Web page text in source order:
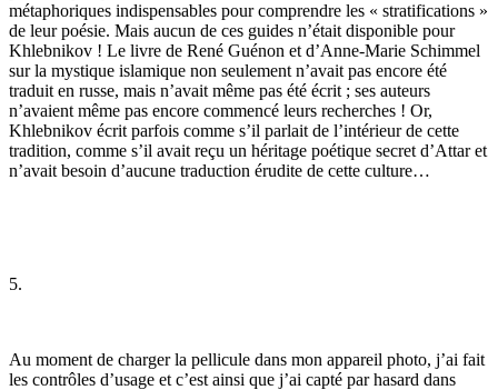
métaphoriques indispensables pour comprendre les « stratifications »
de leur poésie. Mais aucun de ces guides n’était dis­ponible pour
Khlebnikov ! Le livre de René Guénon et d’Anne-Marie Schimmel
sur la mystique islamique non seulement n’avait pas encore été
traduit en russe, mais n’avait même pas été écrit ; ses auteurs
n’avaient même pas encore commencé leurs recherches ! Or,
Khlebnikov écrit parfois comme s’il parlait de l’intérieur de cette
tradition, comme s’il avait reçu un héritage poétique secret d’Attar et
n’avait besoin d’aucune traduction érudite de cette culture…
5.
Au moment de charger la pellicule dans mon appareil photo, j’ai fait
les contrôles d’usage et c’est ainsi que j’ai capté par hasard dans